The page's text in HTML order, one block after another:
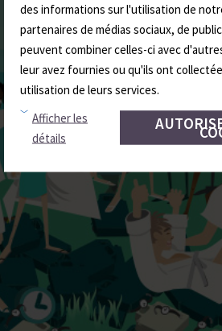
des informations sur l'utilisation de
partenaires de médias sociaux, de
peuvent combiner celles-ci avec
leur avez fournies ou qu'ils ont
utilisation de leurs services.
Afficher les
détails